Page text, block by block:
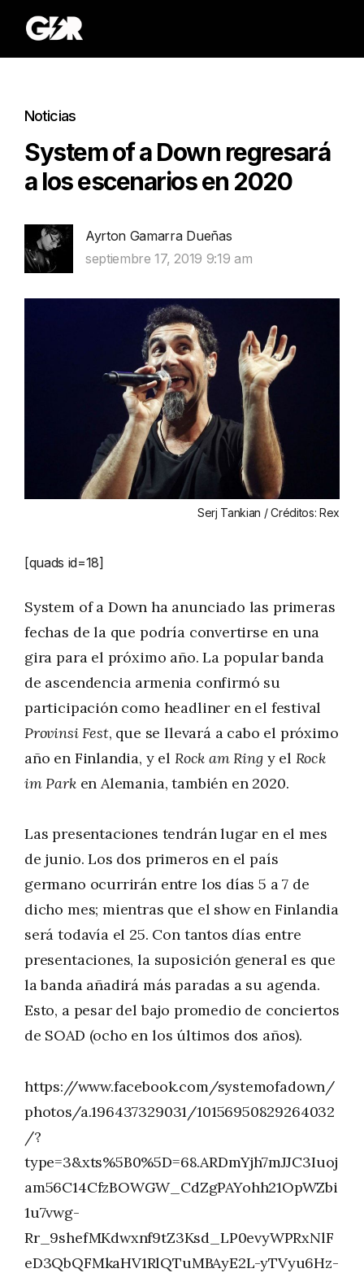
Noticias
System of a Down regresará
a los escenarios en 2020
Ayrton Gamarra Dueñas
septiembre 17, 2019 9:19 am
Serj Tankian / Créditos: Rex
[quads id=18]
System of a Down ha anunciado las primeras
fechas de la que podría convertirse en una
gira para el próximo año. La popular banda
de ascendencia armenia confirmó su
participación como headliner en el festival
Provinsi Fest, que se llevará a cabo el próximo
año en Finlandia, y el Rock am Ringy el Rock
im Parken Alemania, también en 2020.
Las presentaciones tendrán lugar en el mes
de junio. Los dos primeros en el país
germano ocurrirán entre los días 5 a 7 de
dicho mes; mientras que el show en Finlandia
será todavía el 25. Con tantos días entre
presentaciones, la suposición general es que
la banda añadirá más paradas a su agenda.
Esto, a pesar del bajo promedio de conciertos
de SOAD (ocho en los últimos dos años).
https://www.facebook.com/systemofadown/
photos/a.196437329031/10156950829264032
/?
type=3&xts%5B0%5D=68.ARDmYjh7mJJC3Iuoj
am56C14CfzBOWGW_CdZgPAYohh21OpWZbi
1u7vwg-
Rr_9shefMKdwxnf9tZ3Ksd_LP0evyWPRxNlF
eD3QbQFMkaHV1RlQTuMBAyE2L-yTVyu6Hz-